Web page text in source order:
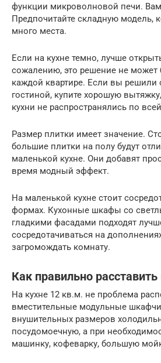
функции микроволновой печи.
Предпочитайте складную модель,
много места.
Если на кухне темно, лучше
сожалению, это решение не может
каждой квартире. Если вы решили
гостиной, купите хорошую
кухни не распространялись по
Размер плитки имеет значение.
большие плитки на полу будут
маленькой кухне. Они добавят
время модный эффект.
На маленькой кухне стоит
формах. Кухонные шкафы со
гладкими фасадами подходят
сосредотачиваться на
загромождать комнату.
Как правильно
На кухне 12 кв.м. не проблема
вместительные модульные
внушительных размеров
посудомоечную, а при
машинку, кофеварку, большую